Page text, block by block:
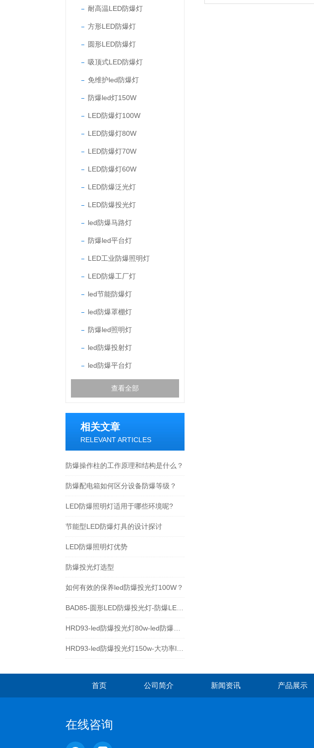
耐高温LED防爆灯
方形LED防爆灯
圆形LED防爆灯
吸顶式LED防爆灯
免维护led防爆灯
防爆led灯150W
LED防爆灯100W
LED防爆灯80W
LED防爆灯70W
LED防爆灯60W
LED防爆泛光灯
LED防爆投光灯
led防爆马路灯
防爆led平台灯
LED工业防爆照明灯
LED防爆工厂灯
led节能防爆灯
led防爆罩棚灯
防爆led照明灯
led防爆投射灯
led防爆平台灯
查看全部
相关文章
RELEVANT ARTICLES
防爆操作柱的工作原理和结构是什么？
防爆配电箱如何区分设备防爆等级？
LED防爆照明灯适用于哪些环境呢?
节能型LED防爆灯具的设计探讨
LED防爆照明灯优势
防爆投光灯选型
如何有效的保养led防爆投光灯100W？
首页 公司简介 新闻资讯 产品展示
在线咨询